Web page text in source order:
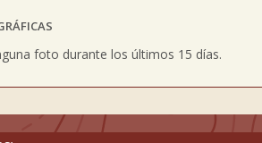
foto durante los últimos 15 días.